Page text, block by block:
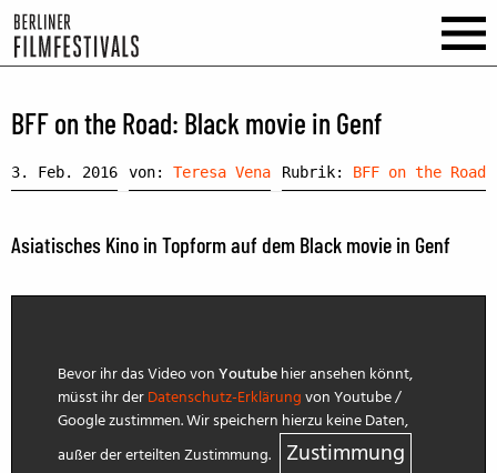
BFF on the Road: Black movie in Genf
3. Feb. 2016 von: Teresa Vena Rubrik: BFF on the Road
Asiatisches Kino in Topform auf dem Black movie in Genf
Bevor ihr das Video vonYoutubehier ansehen könnt,
müsst ihr derDatenschutz-Erklärungvon Youtube /
Google zustimmen. Wir speichern hierzu keine Daten,
außer der erteilten Zustimmung.
Zustimmung